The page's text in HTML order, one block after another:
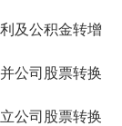
及公积金转增
公司股票转换
公司股票转换